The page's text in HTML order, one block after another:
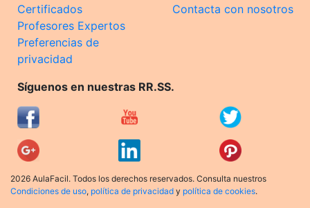
Certificados
Profesores Expertos
Preferencias de
privacidad
Contacta con nosotros
Síguenos en nuestras RR.SS.
2026 AulaFacil. Todos los derechos reservados. Consulta nuestros
Condiciones de uso, política de privacidad y política de cookies.